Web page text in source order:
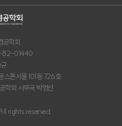
공학회
01440
스톤서울 101동 726호
학회 사무국 박영선
rights reserved.